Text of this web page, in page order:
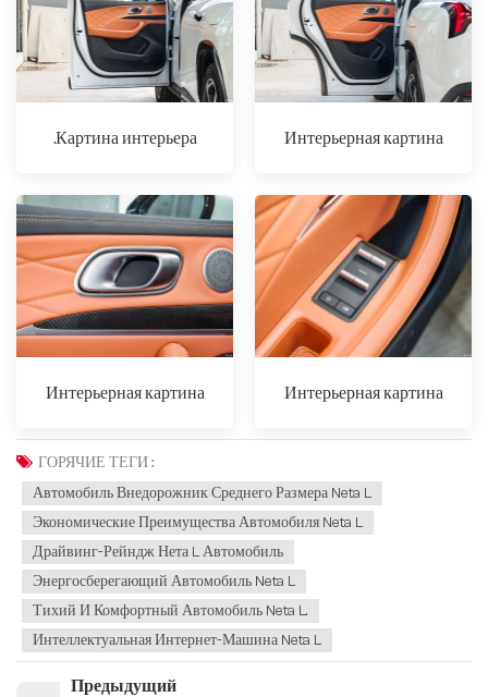
.Картина интерьера Интерьерная картина
Интерьерная картина Интерьерная картина
ГОРЯЧИЕ ТЕГИ :
Автомобиль Внедорожник Среднего Размера Neta L
Экономические Преимущества Автомобиля Neta L
Драйвинг-Рейндж Нета L Автомобиль
Энергосберегающий Автомобиль Neta L
Тихий И Комфортный Автомобиль Neta L.
Интеллектуальная Интернет-Машина Neta L
Предыдущий